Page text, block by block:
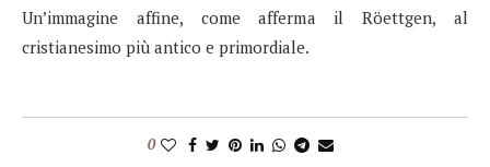
Un’immagine affine, come afferma il Röettgen, al
cristianesimo più antico e primordiale.
0